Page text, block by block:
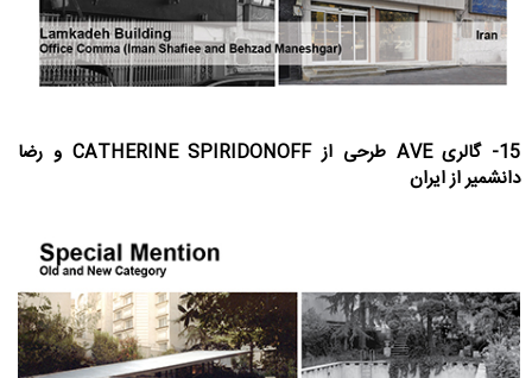
15- گالری AVE طرحی از CATHERINE SPIRIDONOFF و رضا
دانشمیر از ایران